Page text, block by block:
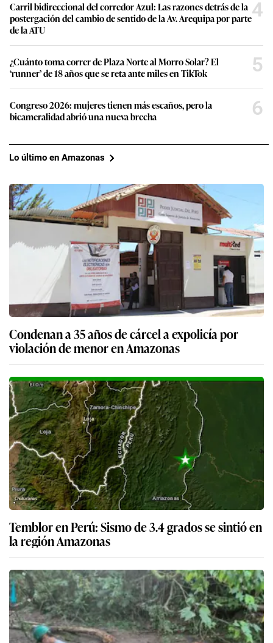
Carril bidireccional del corredor Azul: Las razones detrás de la
postergación del cambio de sentido de la Av. Arequipa por parte
de la ATU
4
¿Cuánto toma correr de Plaza Norte al Morro Solar? El
‘runner’ de 18 años que se reta ante miles en TikTok
5
Congreso 2026: mujeres tienen más escaños, pero la
bicameralidad abrió una nueva brecha
6
Lo último en Amazonas
Condenan a 35 años de cárcel a expolicía por
violación de menor en Amazonas
Temblor en Perú: Sismo de 3.4 grados se sintió en
la región Amazonas